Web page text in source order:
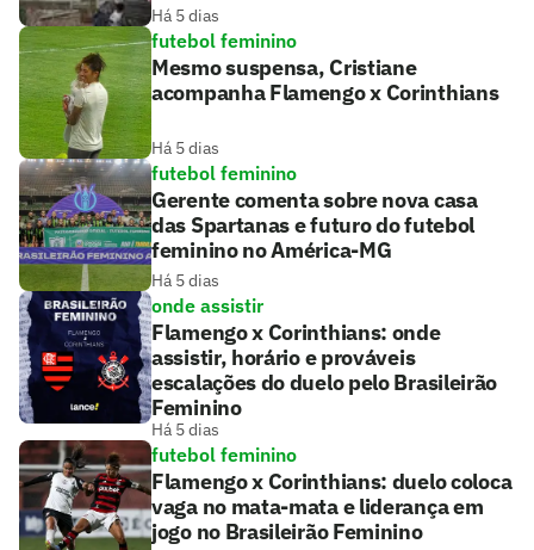
Há 5 dias
futebol feminino
Mesmo suspensa, Cristiane
acompanha Flamengo x Corinthians
Há 5 dias
futebol feminino
Gerente comenta sobre nova casa
das Spartanas e futuro do futebol
feminino no América-MG
Há 5 dias
onde assistir
Flamengo x Corinthians: onde
assistir, horário e prováveis
escalações do duelo pelo Brasileirão
Feminino
Há 5 dias
futebol feminino
Flamengo x Corinthians: duelo coloca
vaga no mata-mata e liderança em
jogo no Brasileirão Feminino